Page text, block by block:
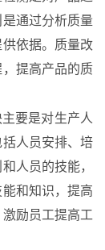
通过分析质量
依据。质量改
提高产品的质
要是对生产人
人员安排、培
人员的技能，
和知识，提高
励员工提高工